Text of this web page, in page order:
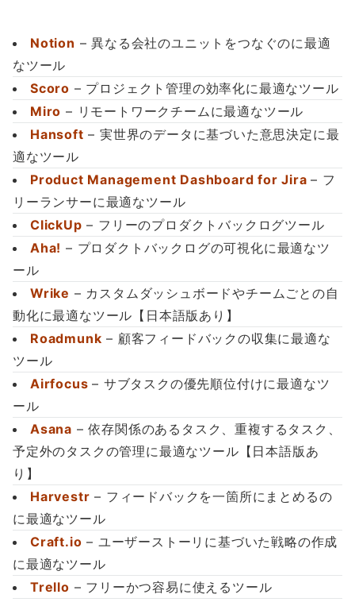
Notion – 異なる会社のユニットをつなぐのに最適
なツール
Scoro – プロジェクト管理の効率化に最適なツール
Miro – リモートワークチームに最適なツール
Hansoft – 実世界のデータに基づいた意思決定に最
適なツール
Product Management Dashboard for Jira – フ
リーランサーに最適なツール
ClickUp – フリーのプロダクトバックログツール
Aha! – プロダクトバックログの可視化に最適なツ
ール
Wrike – カスタムダッシュボードやチームごとの自
動化に最適なツール【日本語版あり】
Roadmunk – 顧客フィードバックの収集に最適な
ツール
Airfocus – サブタスクの優先順位付けに最適なツ
ール
Asana – 依存関係のあるタスク、重複するタスク、
予定外のタスクの管理に最適なツール【日本語版あ
り】
Harvestr – フィードバックを一箇所にまとめるの
に最適なツール
Craft.io – ユーザーストーリに基づいた戦略の作成
に最適なツール
Trello – フリーかつ容易に使えるツール